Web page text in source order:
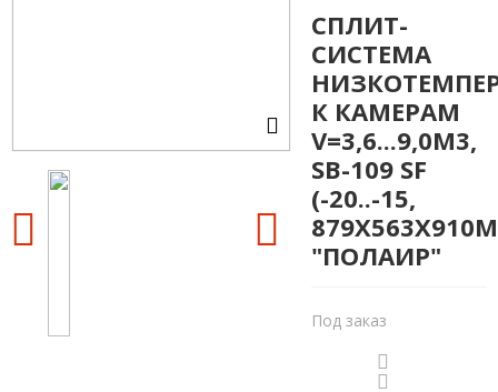
СПЛИТ-
СИСТЕМА
К КАМЕРАМ
V=3,6...9,0М3,
SB-109 SF
(-20..-15,
"ПОЛАИР"
Под заказ